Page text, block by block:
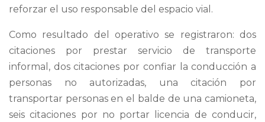
reforzar el uso responsable del espacio vial.
Como resultado del operativo se registraron: dos
citaciones por prestar servicio de transporte
informal, dos citaciones por confiar la conducción a
personas no autorizadas, una citación por
transportar personas en el balde de una camioneta,
seis citaciones por no portar licencia de conducir,